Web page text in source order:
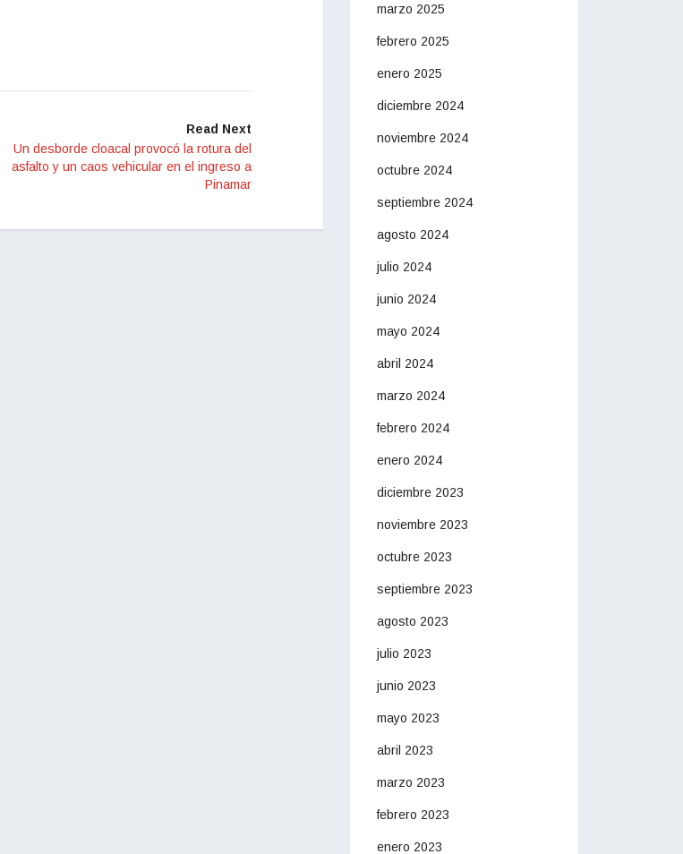
Read Next
Un desborde cloacal provocó la rotura del
asfalto y un caos vehicular en el ingreso a
Pinamar
marzo 2025
febrero 2025
enero 2025
diciembre 2024
noviembre 2024
octubre 2024
septiembre 2024
agosto 2024
julio 2024
junio 2024
mayo 2024
abril 2024
marzo 2024
febrero 2024
enero 2024
diciembre 2023
noviembre 2023
octubre 2023
septiembre 2023
agosto 2023
julio 2023
junio 2023
mayo 2023
abril 2023
marzo 2023
febrero 2023
enero 2023